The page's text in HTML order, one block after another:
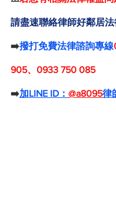
請盡速聯絡律師好鄰居
➡️撥打免費法律諮詢專線
905、0933 750 085
➡️加LINE ID： @a8095律